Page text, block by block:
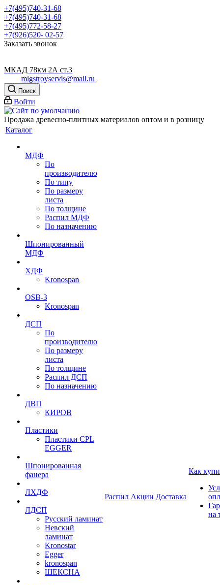
+7(495)740-31-68
+7(495)740-31-68
+7(495)772-58-27
+7(926)520- 02-57
Заказать звонок
МКАД 78км 2А ст.3
migstroyservis@mail.ru
Поиск
Войти
Продажа древесно-плитных материалов оптом и в розницу
Каталог
МДФ
По
производителю
По типу
По размеру
листа
По толщине
Распил МДФ
По назначению
Шпонированный
МДФ
ХДФ
Kronospan
OSB-3
Kronospan
ДСП
По
производителю
По размеру
листа
По толщине
Распил ДСП
По назначению
ДВП
КИРОВ
Пластики
Пластики CPL
EGGER
Шпонированная
фанера
ЛХДФ
ЛДСП
Русский ламинат
Невский
ламинат
Kronostar
Egger
kronospan
ШЕКСНА
Распил Акции Доставка
Как
на